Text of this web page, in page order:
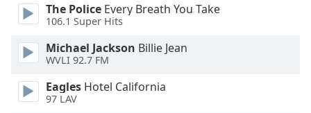
Text
Color
Opacity
Text
The Police Every Breath You Take
106.1 Super Hits
Michael Jackson Billie Jean
WVLI 92.7 FM
Eagles Hotel California
97 LAV